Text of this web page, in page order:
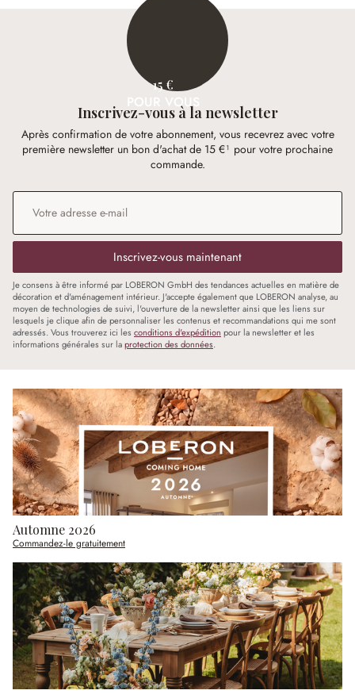
15 €
POUR VOUS
Inscrivez-vous à la newsletter
Après confirmation de votre abonnement, vous recevrez avec votre
première newsletter un bon d'achat de 15 €¹ pour votre prochaine
commande.
Adresse e-mail
Inscrivez-vous maintenant
Je consens à être informé par LOBERON GmbH des tendances actuelles en matière de
décoration et d'aménagement intérieur. J'accepte également que LOBERON analyse, au
moyen de technologies de suivi, l'ouverture de la newsletter ainsi que les liens sur
lesquels je clique afin de personnaliser les contenus et recommandations qui me sont
adressés. Vous trouverez ici les conditions d'expédition pour la newsletter et les
informations générales sur laprotection des données.
Automne 2026
Commandez-le gratuitement